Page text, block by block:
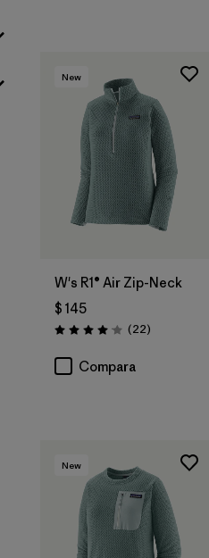
New
W's R1® Air Zip-Neck
$ 145
Valoración: 4.0 / 5
(22Comentarios
)
Compara
New